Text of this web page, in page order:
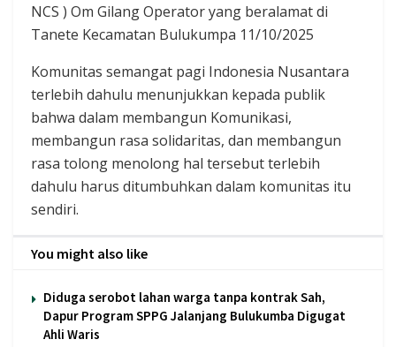
NCS ) Om Gilang Operator yang beralamat di
Tanete Kecamatan Bulukumpa 11/10/2025
Komunitas semangat pagi Indonesia Nusantara
terlebih dahulu menunjukkan kepada publik
bahwa dalam membangun Komunikasi,
membangun rasa solidaritas, dan membangun
rasa tolong menolong hal tersebut terlebih
dahulu harus ditumbuhkan dalam komunitas itu
sendiri.
You might also like
Diduga serobot lahan warga tanpa kontrak Sah,
Dapur Program SPPG Jalanjang Bulukumba Digugat
Ahli Waris